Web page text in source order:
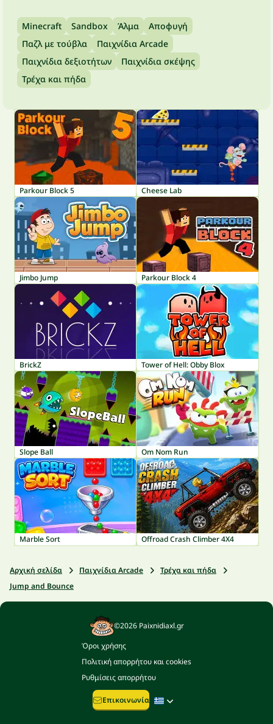
Minecraft Sandbox Άλμα
Αποφυγή
Παζλ με τούβλα
Παιχνίδια Arcade
Παιχνίδια δεξιοτήτων
Παιχνίδια σκέψης
Τρέχα και πήδα
Parkour Block 5 Cheese Lab
Jimbo Jump Parkour Block 4
BrickZ Tower of Hell: Obby Blox
Slope Ball Om Nom Run
Marble Sort Offroad Crash Climber 4X4
Αρχική σελίδα Παιχνίδια Arcade
Τρέχα και πήδα
Jump and Bounce
©2026 Paixnidiaxl.gr
Όροι χρήσης
Πολιτική απορρήτου και cookies
Ρυθμίσεις απορρήτου
Επικοινωνία